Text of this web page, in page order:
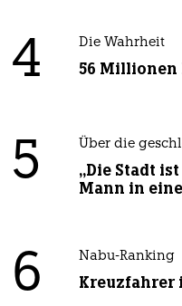
4 Die Wahrheit
56 Millionen
5 Über die
„Die Stadt
Mann in
6 Nabu-Ranking
Kreuzfahrer